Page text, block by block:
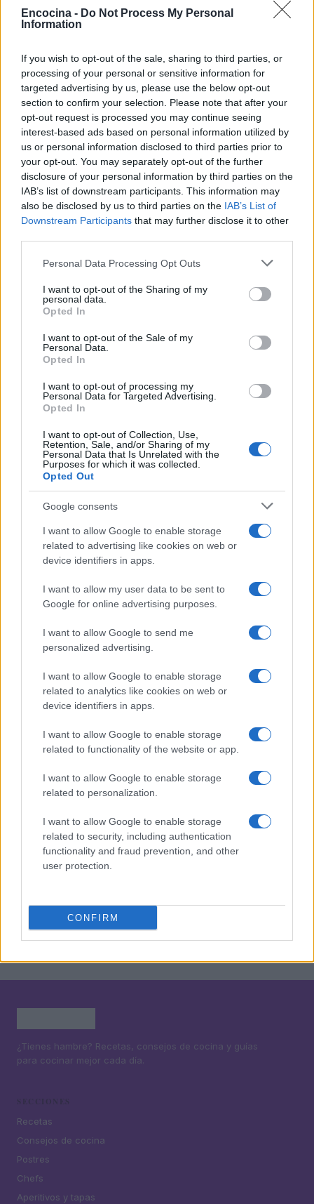
Encocina - Do Not Process My Personal
Information
If you wish to opt-out of the sale, sharing to third parties, or
processing of your personal or sensitive information for
targeted advertising by us, please use the below opt-out
section to confirm your selection. Please note that after your
opt-out request is processed you may continue seeing
interest-based ads based on personal information utilized by
us or personal information disclosed to third parties prior to
your opt-out. You may separately opt-out of the further
disclosure of your personal information by third parties on the
IAB’s list of downstream participants. This information may
also be disclosed by us to third parties on the IAB’s List of
Downstream Participants that may further disclose it to other
Please note that this website/app uses one or more Google
not limited to your visit or usage behaviour. You may click to
grant or deny consent to Google and its third-party tags to
use your data for below specified purposes in below Google
consent section.
Personal Data Processing Opt Outs
I want to opt-out of the Sharing of my
personal data.
Opted In
I want to opt-out of the Sale of my
Personal Data.
Opted In
I want to opt-out of processing my
Personal Data for Targeted Advertising.
Opted In
I want to opt-out of Collection, Use,
Retention, Sale, and/or Sharing of my
Personal Data that Is Unrelated with the
Purposes for which it was collected.
Opted Out
Google consents
I want to allow Google to enable storage
related to advertising like cookies on web or
device identifiers in apps.
I want to allow my user data to be sent to
Google for online advertising purposes.
I want to allow Google to send me
personalized advertising.
I want to allow Google to enable storage
related to analytics like cookies on web or
device identifiers in apps.
I want to allow Google to enable storage
related to functionality of the website or app.
I want to allow Google to enable storage
related to personalization.
I want to allow Google to enable storage
related to security, including authentication
functionality and fraud prevention, and other
user protection.
CONFIRM
Plan de comidas semanal con recetas rápidas y
económicas
Diego Romero · 5 Ago 2026
RECETAS
Aguacate en la cocina: 10 recetas rápidas y deliciosas
Lucía Fernández · 4 Ago 2026
RECETAS
Cómo preparar una salmorreta perfecta para arroces
exquisitos
María Vázquez · 1 Ago 2026
MÁS LEÍDOS
Cinco destinos gastronómicos para disfrutar del
Cómo hacer sushi de oreo: ingredientes y preparación
Pasta a la Montecarlo: la receta original, cremosa y
sabrosa
Lunchables presenta su innovador sándwich PB&J
dippable
5
¿Tienes hambre? Recetas, consejos de cocina y guías
para cocinar mejor cada día.
Recetas
Consejos de cocina
Postres
Chefs
Aperitivos y tapas